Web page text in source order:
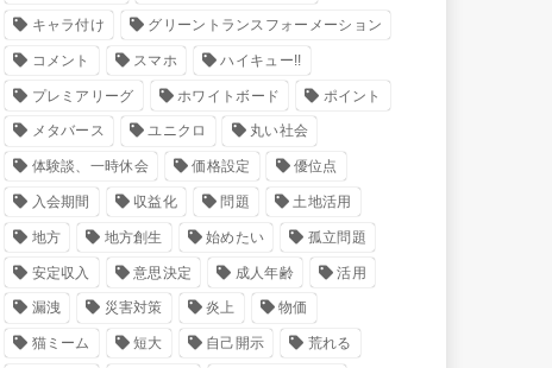
キャラ付け グリーントランスフォーメーション
コメント スマホ ハイキュー!!
プレミアリーグ ホワイトボード ポイント
メタバース ユニクロ 丸い社会
体験談、一時休会 価格設定 優位点
入会期間 収益化 問題 土地活用
地方 地方創生 始めたい 孤立問題
安定収入 意思決定 成人年齢 活用
漏洩 災害対策 炎上 物価
猫ミーム 短大 自己開示 荒れる